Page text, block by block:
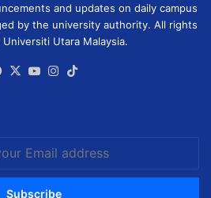
and updates on daily campus
by the university authority. All rights
Utara Malaysia.
Facebook
X YouTubeInstagram